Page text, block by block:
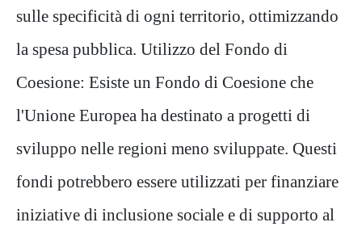
sulle specificità di ogni territorio, ottimizzando
la spesa pubblica. Utilizzo del Fondo di
Coesione: Esiste un Fondo di Coesione che
l'Unione Europea ha destinato a progetti di
sviluppo nelle regioni meno sviluppate. Questi
fondi potrebbero essere utilizzati per finanziare
iniziative di inclusione sociale e di supporto al